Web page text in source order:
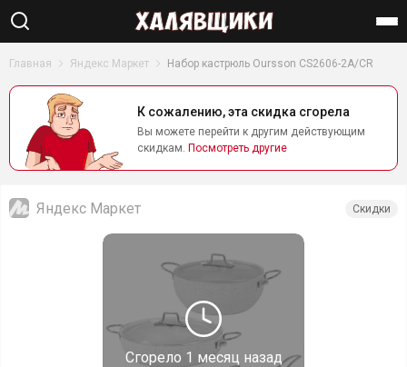
Найти
Главная Яндекс Маркет Набор кастрюль Oursson CS2606-2A/CR
К сожалению, эта скидка сгорела
Вы можете перейти к другим действующим
скидкам. Посмотреть другие
Сгорело 1 месяц назад
Яндекс Маркет Скидки